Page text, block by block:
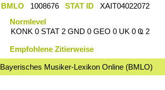
BMLO 1008676 STAT ID
XAIT04022072
Normlevel
KONK 0 STAT 2 GND 0 GEO 0 UK 0 Ҩ 2
Empfohlene Zitierweise
Bayerisches Musiker-Lexikon Online (BMLO)